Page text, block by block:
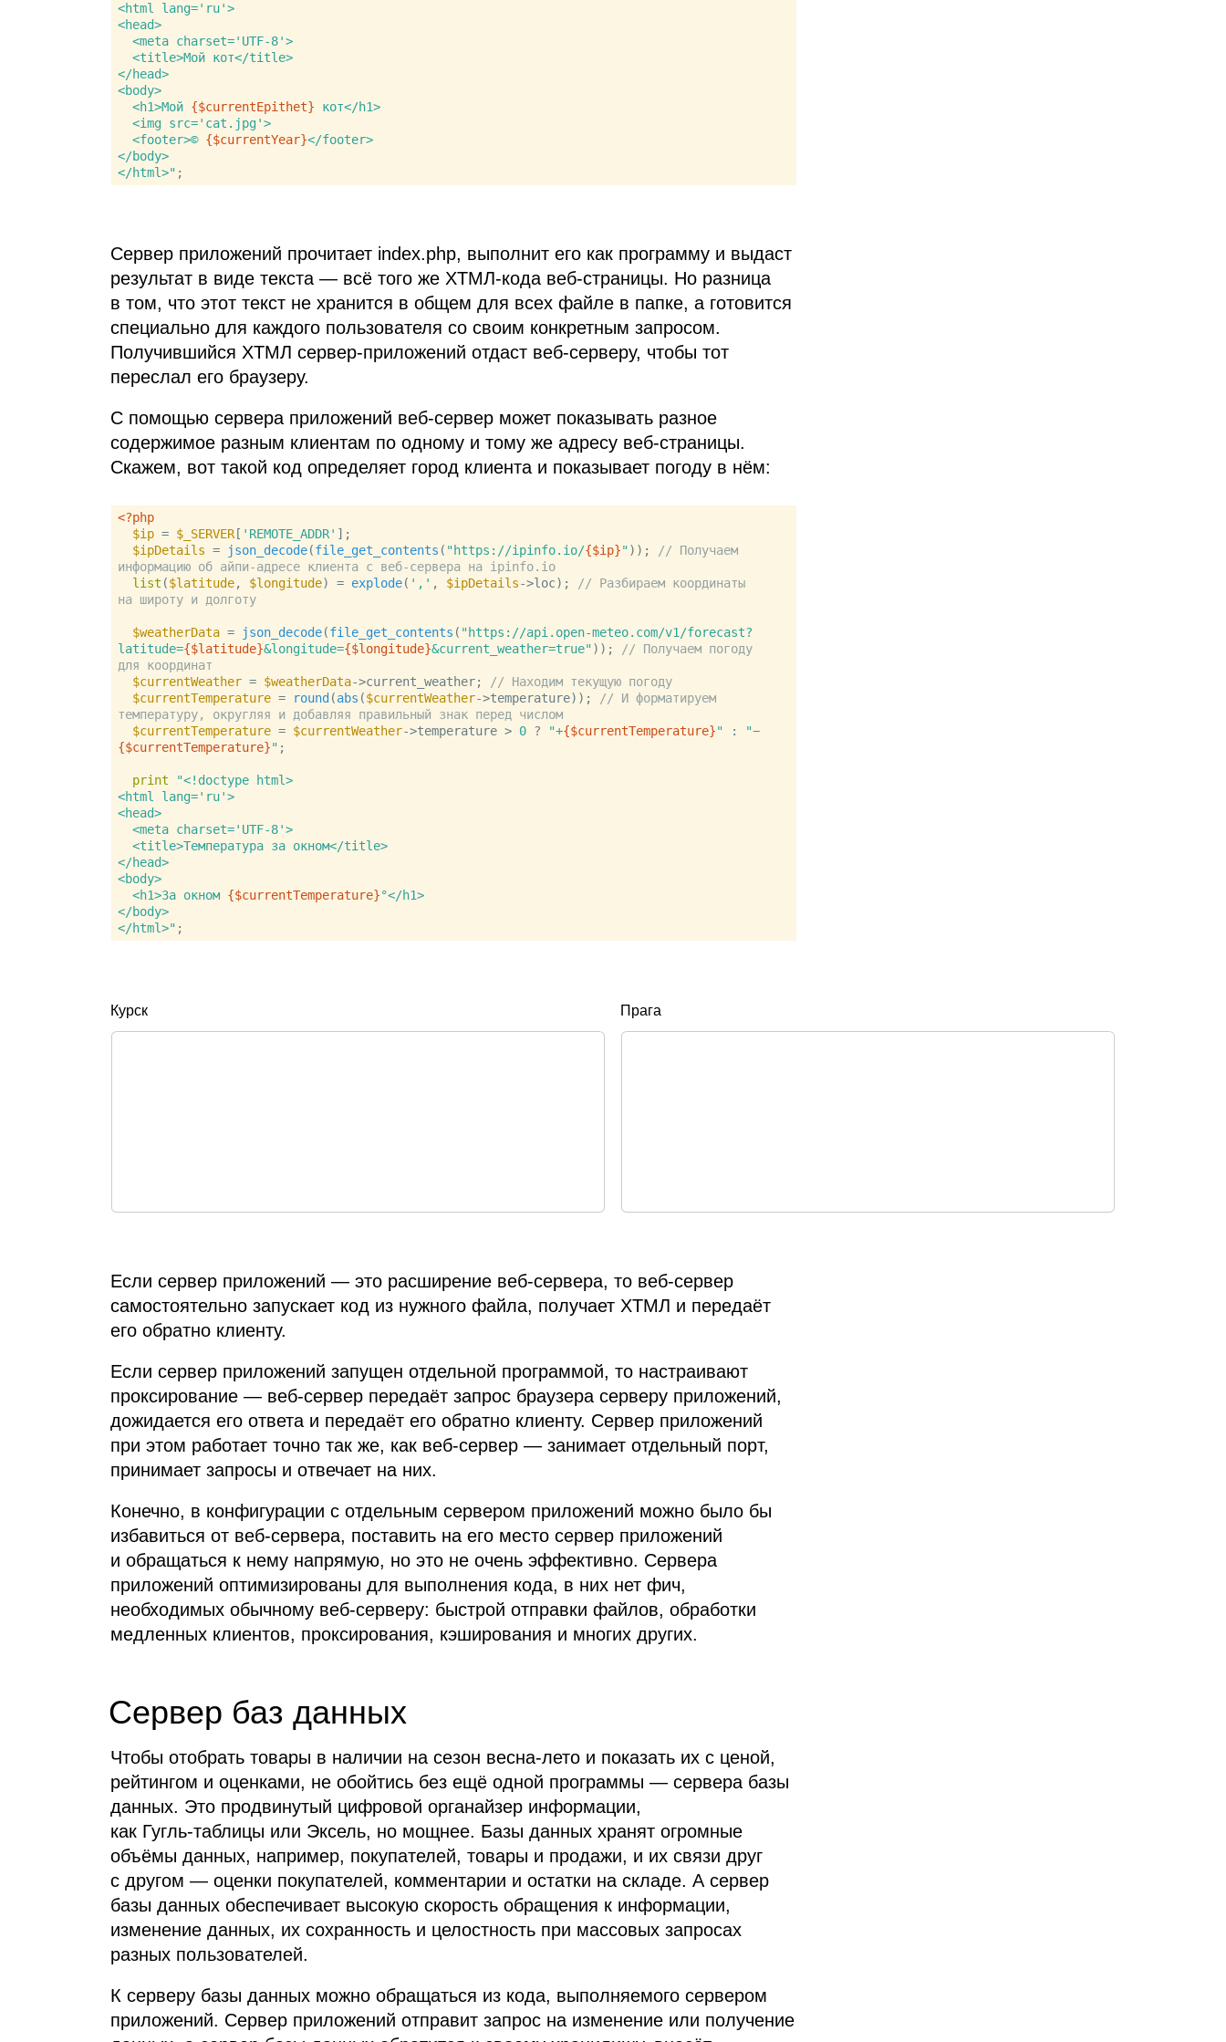
<html lang='ru'>
<head>
</head>
<body>
  <h1>Мой
{$currentEpithet} кот</h1>
  <footer>©
{$currentYear}</footer>
</body>
</html>"
Сервер приложений прочитает index.php, выполнит его как программу и выдаст
результат в виде текста — всё того же ХТМЛ‑кода веб‑страницы. Но разница
в том, что этот текст не хранится в общем для всех файле в папке, а готовится
специально для каждого пользователя со своим конкретным запросом.
Получившийся ХТМЛ сервер‑приложений отдаст веб‑серверу, чтобы тот
переслал его браузеру.
С помощью сервера приложений веб‑сервер может показывать разное
содержимое разным клиентам по одному и тому же адресу веб‑страницы.
Скажем, вот такой код определяет город клиента и показывает погоду в нём:
<?php
$ip = $_SERVER [ 'REMOTE_ADDR' ];
$ipDetails = json_decode(file_get_contents ( "https://ipinfo.io/{$ip}"));
// Получаем
информацию об айпи-адресе клиента с веб-сервера на ipinfo.io
list ($latitude, $longitude) = explode( ',' , $ipDetails->loc);
// Разбираем координаты
на широту и долготу
$weatherData = json_decode(file_get_contents ( "https://api.open-meteo.com/v1/forecast?
latitude={$latitude}&longitude={$longitude}&current_weather=true"));
// Получаем погоду
для координат
$currentWeather = $weatherData->current_weather;
// Находим текущую погоду
$currentTemperature = round (abs ($currentWeather->temperature));
// И форматируем
температуру, округляя и добавляя правильный знак перед числом
$currentTemperature = $currentWeather->temperature > 0 ? "+{$currentTemperature}" :
"−
{$currentTemperature}" ;
print
"<!doctype html>
<html lang='ru'>
<head>
</head>
<body>
  <h1>За окном
{$currentTemperature}°</h1>
</body>
</html>"
Курск Прага
Если сервер приложений — это расширение веб‑сервера, то веб‑сервер
самостоятельно запускает код из нужного файла, получает ХТМЛ и передаёт
его обратно клиенту.
Если сервер приложений запущен отдельной программой, то настраивают
проксирование — веб‑сервер передаёт запрос браузера серверу приложений,
дожидается его ответа и передаёт его обратно клиенту. Сервер приложений
при этом работает точно так же, как веб‑сервер — занимает отдельный порт,
принимает запросы и отвечает на них.
Конечно, в конфигурации с отдельным сервером приложений можно было бы
избавиться от веб‑сервера, поставить на его место сервер приложений
и обращаться к нему напрямую, но это не очень эффективно. Сервера
приложений оптимизированы для выполнения кода, в них нет фич,
необходимых обычному веб‑серверу: быстрой отправки файлов, обработки
медленных клиентов, проксирования, кэширования и многих других.
Сервер баз данных
Чтобы отобрать товары в наличии на сезон весна‑лето и показать их с ценой,
рейтингом и оценками, не обойтись без ещё одной программы — сервера базы
данных. Это продвинутый цифровой органайзер информации,
как Гугль‑таблицы или Эксель, но мощнее. Базы данных хранят огромные
объёмы данных, например, покупателей, товары и продажи, и их связи друг
с другом — оценки покупателей, комментарии и остатки на складе. А сервер
базы данных обеспечивает высокую скорость обращения к информации,
изменение данных, их сохранность и целостность при массовых запросах
разных пользователей.
К серверу базы данных можно обращаться из кода, выполняемого сервером
приложений. Сервер приложений отправит запрос на изменение или получение